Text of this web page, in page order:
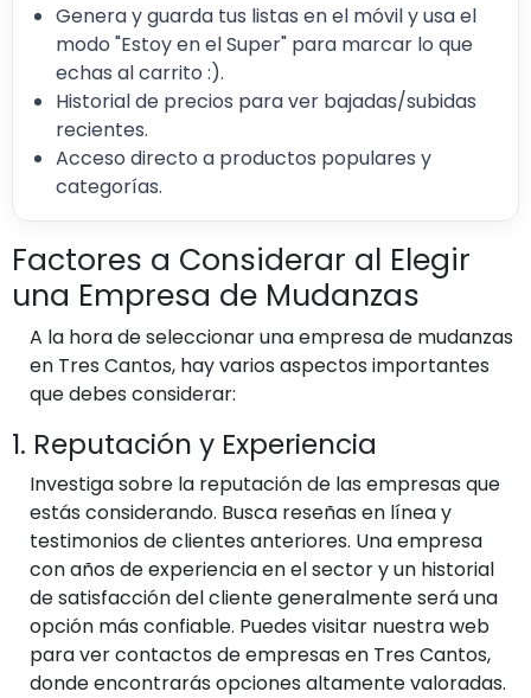
Genera y guarda tus listas en el móvil y usa el
modo "Estoy en el Super" para marcar lo que
echas al carrito :).
Historial de precios para ver bajadas/subidas
recientes.
Acceso directo a productos populares y
categorías.
Factores a Considerar al Elegir
una Empresa de Mudanzas
A la hora de seleccionar una empresa de mudanzas
en Tres Cantos, hay varios aspectos importantes
que debes considerar:
1. Reputación y Experiencia
Investiga sobre la reputación de las empresas que
estás considerando. Busca reseñas en línea y
testimonios de clientes anteriores. Una empresa
con años de experiencia en el sector y un historial
de satisfacción del cliente generalmente será una
opción más confiable. Puedes visitar nuestra web
para ver contactos de empresas en Tres Cantos,
donde encontrarás opciones altamente valoradas.